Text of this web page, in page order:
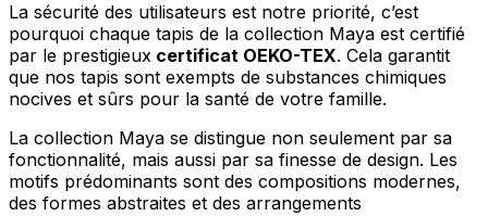
La sécurité des utilisateurs est notre priorité, c’est
pourquoi chaque tapis de la collection Maya est certifié
par le prestigieux certificat OEKO-TEX. Cela garantit
que nos tapis sont exempts de substances chimiques
nocives et sûrs pour la santé de votre famille.
La collection Maya se distingue non seulement par sa
fonctionnalité, mais aussi par sa finesse de design. Les
motifs prédominants sont des compositions modernes,
des formes abstraites et des arrangements